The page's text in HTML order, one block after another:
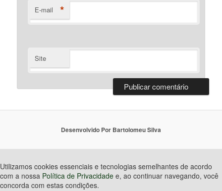
E-mail *
Site
Desenvolvido Por Bartolomeu Silva
Utilizamos cookies essenciais e tecnologias semelhantes de acordo
com a nossa Política de Privacidade e, ao continuar navegando, você
concorda com estas condições.